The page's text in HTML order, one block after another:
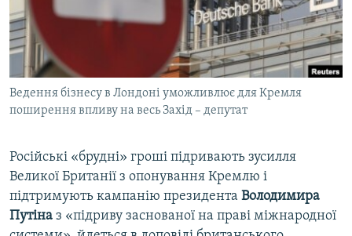
ВІДЕОУРОКИ «ELIFBE»
СВІДЧЕННЯ ОКУПАЦІЇ
УКРАЇНСЬКА ПРОБЛЕМА КРИМУ
ІНФОГРАФІКА
Русский
Qırımtatar
ДОЛУЧАЙСЯ!
Усі сайти RFE/RL
Ведення бізнесу в Лондоні уможливлює для Кремля
поширення впливу на весь Захід – депутат
Російські «брудні» гроші підривають зусилля
Великої Британії з опонування Кремлю і
підтримують кампанію президента Володимира
Путіна з «підриву заснованої на праві міжнародної